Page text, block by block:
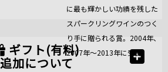
に最も輝かしい功績を残した
スパークリングワインのつく
り手に贈られる賞。2004年、
2007年～2013年に受賞。
ギフト(有料)
追加について